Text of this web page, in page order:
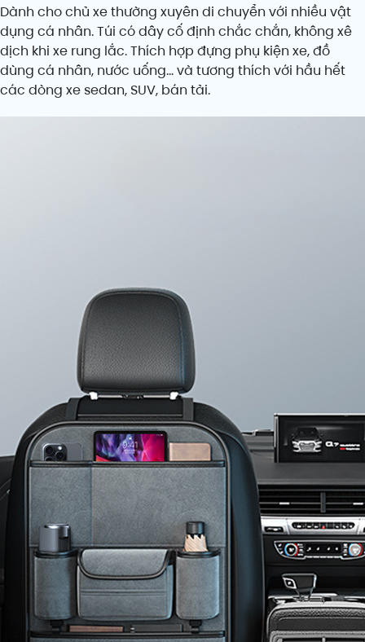
Dành cho chủ xe thường xuyên di chuyển với nhiều vật
dụng cá nhân. Túi có dây cố định chắc chắn, không xê
dịch khi xe rung lắc. Thích hợp đựng phụ kiện xe, đồ
dùng cá nhân, nước uống… và tương thích với hầu hết
các dòng xe sedan, SUV, bán tải.